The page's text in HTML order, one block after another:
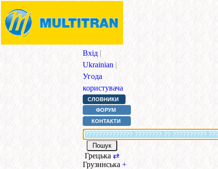
Вхід |
Ukrainian |
Угода
користувача
СЛОВНИКИ
ФОРУМ
КОНТАКТИ
Грецька ⇄
Грузинська +